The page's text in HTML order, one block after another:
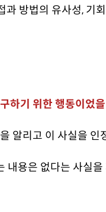
과 방법의 유사성, 기
하기 위한 행동이었
알리고 이 사실을 인
내용은 없다는 사실